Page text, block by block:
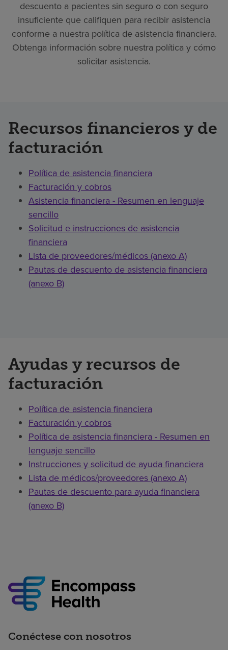
descuento a pacientes sin seguro o con seguro
insuficiente que califiquen para recibir asistencia
conforme a nuestra política de asistencia financiera.
Obtenga información sobre nuestra política y cómo
solicitar asistencia.
Recursos financieros y de
facturación
Política de asistencia financiera
Facturación y cobros
Asistencia financiera - Resumen en lenguaje
sencillo
Solicitud e instrucciones de asistencia
financiera
Lista de proveedores/médicos (anexo A)
Pautas de descuento de asistencia financiera
(anexo B)
Ayudas y recursos de
facturación
Política de asistencia financiera
Facturación y cobros
Política de asistencia financiera - Resumen en
lenguaje sencillo
Instrucciones y solicitud de ayuda financiera
Lista de médicos/proveedores (anexo A)
Pautas de descuento para ayuda financiera
(anexo B)
Conéctese con nosotros